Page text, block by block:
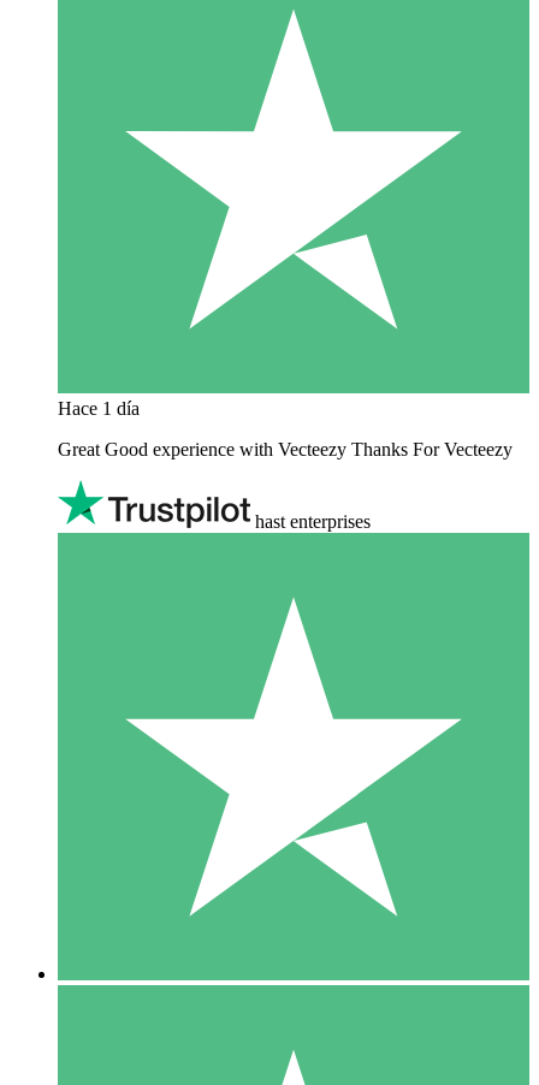
Hace 1 día
Great Good experience with Vecteezy Thanks For Vecteezy
hast enterprises